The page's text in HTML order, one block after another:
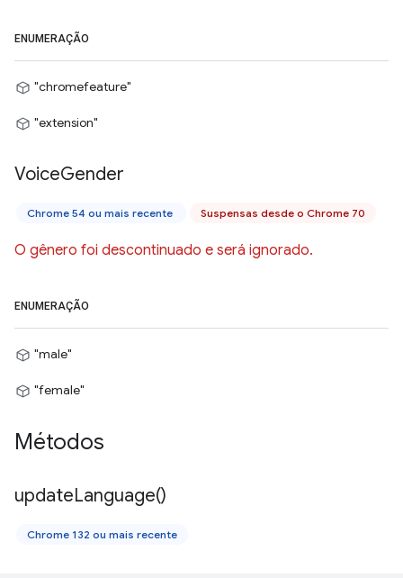
ENUMERAÇÃO
"chromefeature"
"extension"
VoiceGender
Chrome 54 ou mais recente Suspensas desde o Chrome 70
O gênero foi descontinuado e será ignorado.
ENUMERAÇÃO
"male"
"female"
Métodos
updateLanguage()
Chrome 132 ou mais recente